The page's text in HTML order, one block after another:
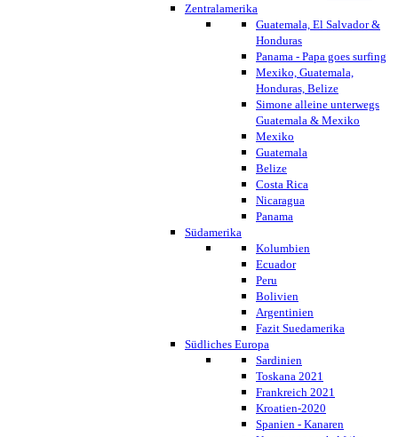
Zentralamerika
Guatemala, El Salvador &
Honduras
Panama - Papa goes surfing
Mexiko, Guatemala,
Honduras, Belize
Simone alleine unterwegs
Guatemala & Mexiko
Mexiko
Guatemala
Belize
Costa Rica
Nicaragua
Panama
Südamerika
Kolumbien
Ecuador
Peru
Bolivien
Argentinien
Fazit Suedamerika
Südliches Europa
Sardinien
Toskana 2021
Frankreich 2021
Kroatien-2020
Spanien - Kanaren